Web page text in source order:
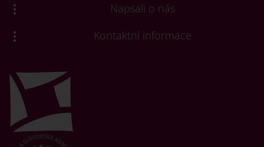
Napsali o nás
Kontaktní informace